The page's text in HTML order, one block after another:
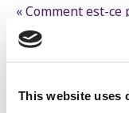
This website uses
« Comment est-
d'extrême droite
aucun
Ribaudo. « La
Comment se fait-il